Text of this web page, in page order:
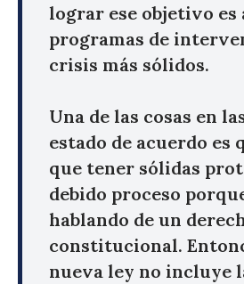
lograr ese objetivo es
programas de
crisis más sólidos.
Una de las cosas en
estado de acuerdo es
que tener sólidas
debido proceso
hablando de un
constitucional.
nueva ley no incluye